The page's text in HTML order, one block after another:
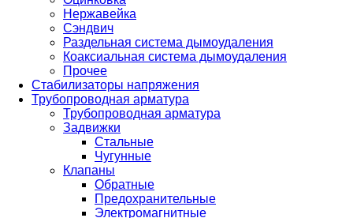
Нержавейка
Сэндвич
Раздельная система дымоудаления
Коаксиальная система дымоудаления
Прочее
Стабилизаторы напряжения
Трубопроводная арматура
Трубопроводная арматура
Задвижки
Стальные
Чугунные
Клапаны
Обратные
Предохранительные
Электромагнитные